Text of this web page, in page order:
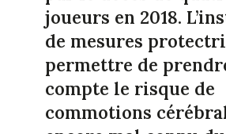
joueurs en 2018.
de mesures
permettre de
compte le risque de
commotions